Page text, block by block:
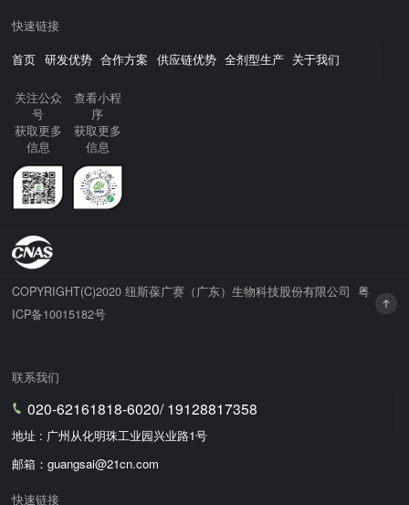
快速链接
首页 研发优势 合作方案 供应链优势 全剂型生产 关于我们
关注公众
号
获取更多
信息
查看小程
序
获取更多
信息
COPYRIGHT(C)2020 纽斯葆广赛（广东）生物科技股份有限公司粤
ICP备10015182号
联系我们
020-62161818-6020/ 19128817358
地址 : 广州从化明珠工业园兴业路1号
邮箱：guangsai@21cn.com
快速链接